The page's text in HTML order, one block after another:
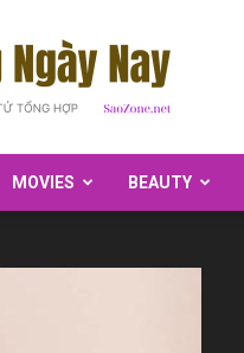
MOVIES BEAUTY